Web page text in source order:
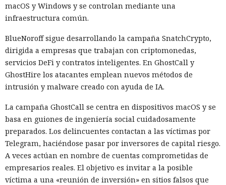
macOS y Windows y se controlan mediante una
infraestructura común.
BlueNoroff sigue desarrollando la campaña SnatchCrypto,
dirigida a empresas que trabajan con criptomonedas,
servicios DeFi y contratos inteligentes. En GhostCall y
GhostHire los atacantes emplean nuevos métodos de
intrusión y malware creado con ayuda de IA.
La campaña GhostCall se centra en dispositivos macOS y se
basa en guiones de ingeniería social cuidadosamente
preparados. Los delincuentes contactan a las víctimas por
Telegram, haciéndose pasar por inversores de capital riesgo.
A veces actúan en nombre de cuentas comprometidas de
empresarios reales. El objetivo es invitar a la posible
víctima a una «reunión de inversión» en sitios falsos que